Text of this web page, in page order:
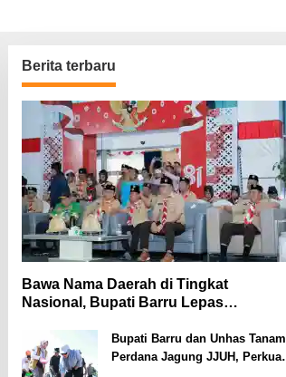
Berita terbaru
Bawa Nama Daerah di Tingkat
Nasional, Bupati Barru Lepas
Bupati Barru dan Unhas Tanam
Perdana Jagung JJUH, Perkuat